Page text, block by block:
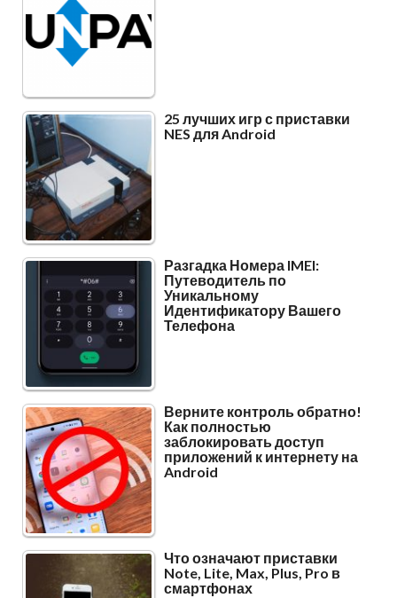
25 лучших игр с приставки
NES для Android
Разгадка Номера IMEI:
Путеводитель по
Уникальному
Идентификатору Вашего
Телефона
Верните контроль обратно!
Как полностью
заблокировать доступ
приложений к интернету на
Android
Что означают приставки
Note, Lite, Max, Plus, Pro в
смартфонах